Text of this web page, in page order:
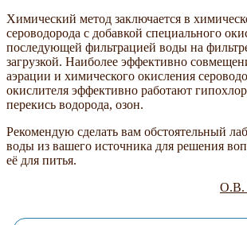
Химический метод заключается в
сероводорода с добавкой специального
последующей фильтрацией воды на
загрузкой. Наиболее эффективно
аэрации и химического окисления
окислителя эффективно работают
перекись водорода, озон.
Рекомендую сделать вам обстоятельный
воды из вашего источника для решения
её для питья.
О.В.